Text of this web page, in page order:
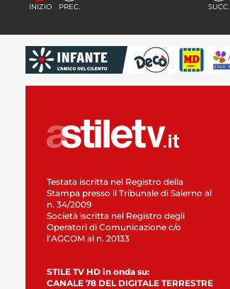
INIZIO PREC. SUCC.
Testata iscritta nel Registro della
Stampa presso il Tribunale di Salerno al
n. 34/2009
Società iscritta nel Registro degli
Operatori di Comunicazione c/o
l’AGCOM al n. 20133
STILE TV HD in onda su:
CANALE 78 DEL DIGITALE TERRESTRE